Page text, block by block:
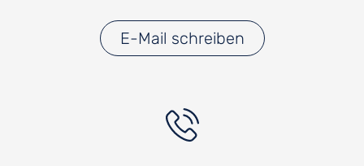
E-Mail schreiben